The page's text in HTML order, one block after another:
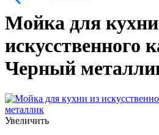
Мойка для
Черный
Увеличить